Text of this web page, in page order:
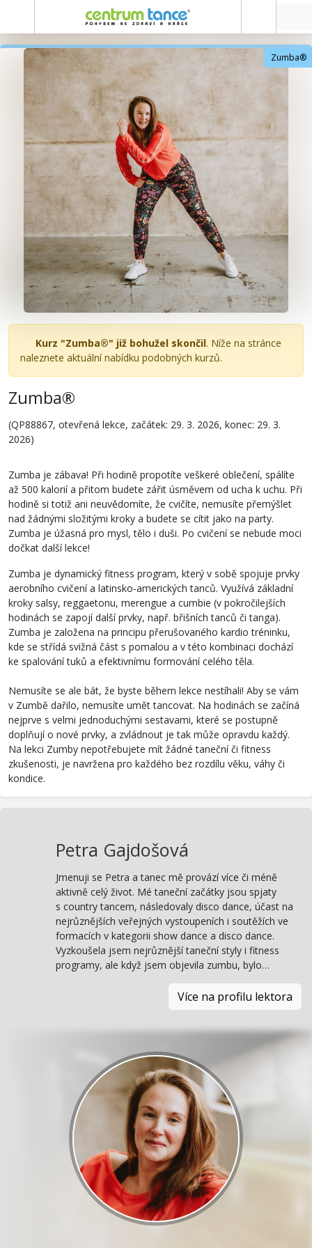
Zumba®
Kurz "Zumba®" již bohužel skončil. Níže na stránce
naleznete aktuální nabídku podobných kurzů.
Zumba®
(QP88867, otevřená lekce, začátek: 29. 3. 2026, konec: 29. 3.
2026)
Zumba je zábava! Při hodině propotíte veškeré oblečení, spálíte
až 500 kalorií a přitom budete zářit úsměvem od ucha k uchu. Při
hodině si totiž ani neuvědomíte, že cvičíte, nemusíte přemýšlet
nad žádnými složitými kroky a budete se cítit jako na party.
Zumba je úžasná pro mysl, tělo i duši. Po cvičení se nebude moci
dočkat další lekce!
Zumba je dynamický fitness program, který v sobě spojuje prvky
aerobního cvičení a latinsko-amerických tanců. Využívá základní
kroky salsy, reggaetonu, merengue a cumbie (v pokročilejších
hodinách se zapojí další prvky, např. břišních tanců či tanga).
Zumba je založena na principu přerušovaného kardio tréninku,
kde se střídá svižná část s pomalou a v této kombinaci dochází
ke spalování tuků a efektivnímu formování celého těla.
Nemusíte se ale bát, že byste během lekce nestíhali! Aby se vám
v Zumbě dařilo, nemusíte umět tancovat. Na hodinách se začíná
nejprve s velmi jednoduchými sestavami, které se postupně
doplňují o nové prvky, a zvládnout je tak může opravdu každý.
Na lekci Zumby nepotřebujete mít žádné taneční či fitness
zkušenosti, je navržena pro každého bez rozdílu věku, váhy či
kondice.
Petra Gajdošová
Jmenuji se Petra a tanec mě provází více či méně
aktivně celý život. Mé taneční začátky jsou spjaty
s country tancem, následovaly disco dance, účast na
nejrůznějších veřejných vystoupeních i soutěžích ve
formacích v kategorii show dance a disco dance.
Vyzkoušela jsem nejrůznější taneční styly i fitness
programy, ale když jsem objevila zumbu, bylo…
Více na profilu lektora